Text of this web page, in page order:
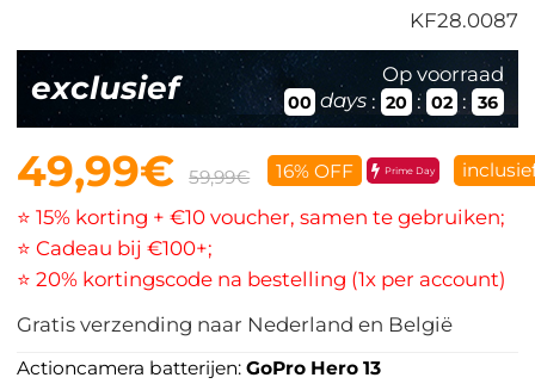
KF28.0087
exclusief Op voorraad
00 days : 20 : 02 : 36
49,99€ 59,99€ 16% OFF Prime Day
⭐ 15% korting + €10 voucher, samen te gebruiken;
⭐ Cadeau bij €100+;
⭐ 20% kortingscode na bestelling (1x per account)
Gratis verzending naar Nederland en België
Actioncamera batterijen:GoPro Hero 13